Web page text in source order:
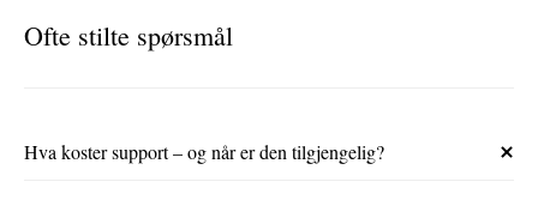
Ofte stilte spørsmål
Hva koster support – og når er den tilgjengelig?